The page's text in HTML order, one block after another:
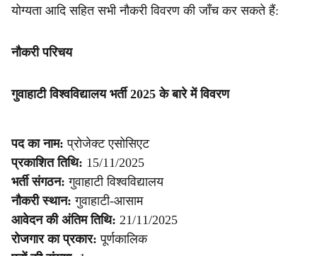
योग्यता आदि सहित सभी नौकरी विवरण की जाँच कर सकते हैं:
नौकरी परिचय
गुवाहाटी विश्वविद्यालय भर्ती 2025 के बारे में विवरण
पद का नाम: प्रोजेक्ट एसोसिएट
प्रकाशित तिथि: 15/11/2025
भर्ती संगठन: गुवाहाटी विश्वविद्यालय
नौकरी स्थान: गुवाहाटी-आसाम
आवेदन की अंतिम तिथि: 21/11/2025
रोजगार का प्रकार: पूर्णकालिक